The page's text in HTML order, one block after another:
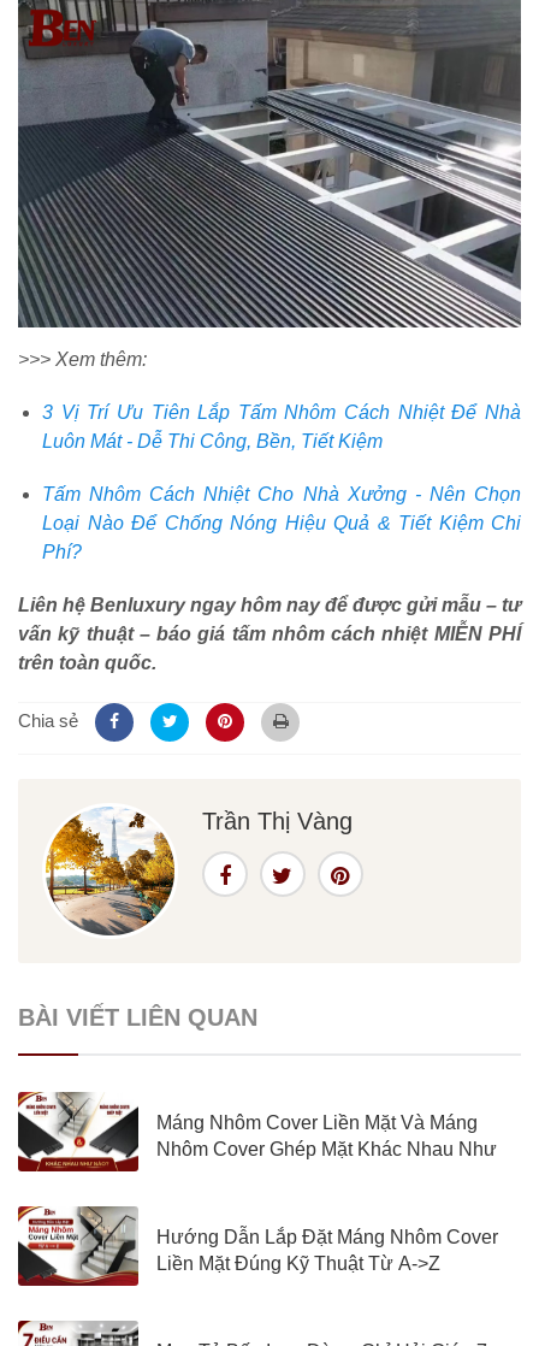
>>> Xem thêm:
3 Vị Trí Ưu Tiên Lắp Tấm Nhôm Cách Nhiệt Để Nhà
Luôn Mát - Dễ Thi Công, Bền, Tiết Kiệm
Tấm Nhôm Cách Nhiệt Cho Nhà Xưởng - Nên Chọn
Loại Nào Để Chống Nóng Hiệu Quả & Tiết Kiệm Chi
Phí?
Liên hệ Benluxury ngay hôm nay để được gửi mẫu – tư
vấn kỹ thuật – báo giá tấm nhôm cách nhiệt MIỄN PHÍ
trên toàn quốc.
Chia sẻ
Trần Thị Vàng
BÀI VIẾT LIÊN QUAN
Máng Nhôm Cover Liền Mặt Và Máng
Nhôm Cover Ghép Mặt Khác Nhau Như
Hướng Dẫn Lắp Đặt Máng Nhôm Cover
Liền Mặt Đúng Kỹ Thuật Từ A->Z